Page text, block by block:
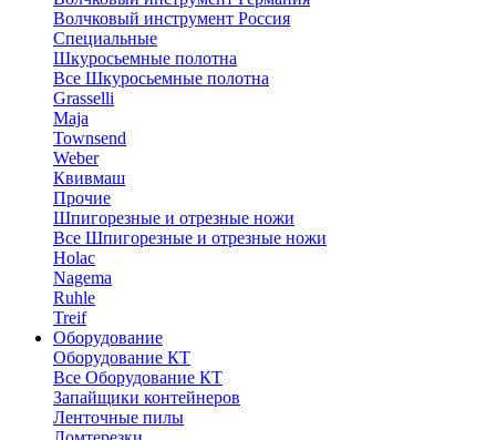
Волчковый инструмент Россия
Специальные
Шкуросьемные полотна
Все Шкуросьемные полотна
Grasselli
Maja
Townsend
Weber
Квивмаш
Прочие
Шпигорезные и отрезные ножи
Все Шпигорезные и отрезные ножи
Holac
Nagema
Ruhle
Treif
Оборудование
Оборудование КТ
Все Оборудование КТ
Запайщики контейнеров
Ленточные пилы